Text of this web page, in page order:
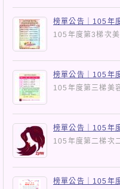
榜單公告｜105年
105年度第3梯次
榜單公告｜105年
105年度第三梯
榜單公告｜105年
105年度第二梯次
榜單公告｜105年